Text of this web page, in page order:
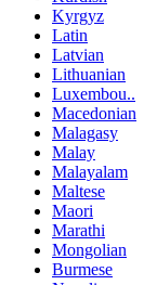
Kyrgyz
Latin
Latvian
Lithuanian
Luxembou..
Macedonian
Malagasy
Malay
Malayalam
Maltese
Maori
Marathi
Mongolian
Burmese